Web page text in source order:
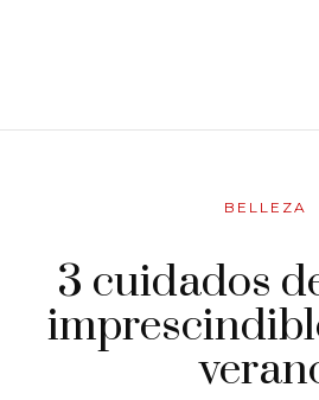
BELLEZA
3 cuidados